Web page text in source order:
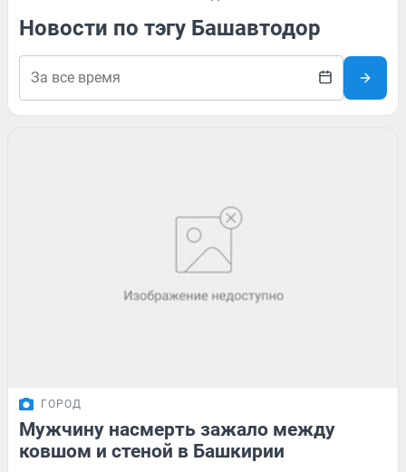
Новости по тэгу Башавтодор
ГОРОД
Мужчину насмерть зажало между
ковшом и стеной в Башкирии